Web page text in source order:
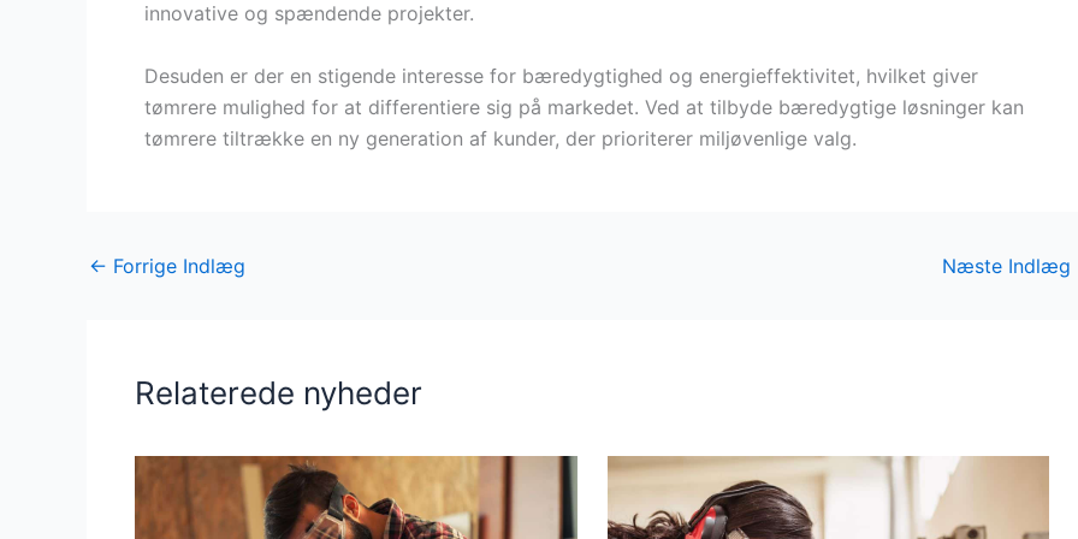
innovative og spændende projekter.
Desuden er der en stigende interesse for bæredygtighed og energieffektivitet, hvilket giver
tømrere mulighed for at differentiere sig på markedet. Ved at tilbyde bæredygtige løsninger kan
tømrere tiltrække en ny generation af kunder, der prioriterer miljøvenlige valg.
← Forrige Indlæg Næste Indlæg
Relaterede nyheder